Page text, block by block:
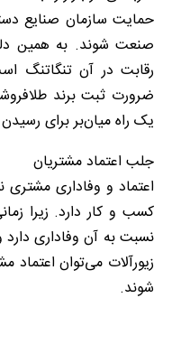
حمایت سازمان صنایع
صنعت شوند. به همین
رقابت در آن تنگاتنگ
ضرورت ثبت برند
یک راه میان‌بر برای
جلب اعتماد مشتریان
اعتماد و وفاداری
کسب و کار دارد. زیرا
نسبت به آن وفاداری دارد
زیورآلات می‌توان اعتماد
شوند.